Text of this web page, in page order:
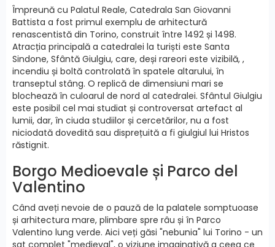
Împreună cu Palatul Reale, Catedrala San Giovanni
Battista a fost primul exemplu de arhitectură
renascentistă din Torino, construit între 1492 și 1498.
Atracția principală a catedralei la turiști este Santa
Sindone, Sfântă Giulgiu, care, deși rareori este vizibilă, ,
incendiu și boltă controlată în spatele altarului, în
transeptul stâng. O replică de dimensiuni mari se
blochează în culoarul de nord al catedralei. Sfântul Giulgiu
este posibil cel mai studiat și controversat artefact al
lumii, dar, în ciuda studiilor și cercetărilor, nu a fost
niciodată dovedită sau disprețuită a fi giulgiul lui Hristos
răstignit.
Borgo Medioevale și Parco del
Valentino
Când aveți nevoie de o pauză de la palatele somptuoase
și arhitectura mare, plimbare spre râu și în Parco
Valentino lung verde. Aici veți găsi "nebunia" lui Torino - un
sat complet "medieval", o viziune imaginativă a ceea ce